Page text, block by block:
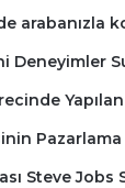
arabanızla
Deneyimler
Steve Jobs